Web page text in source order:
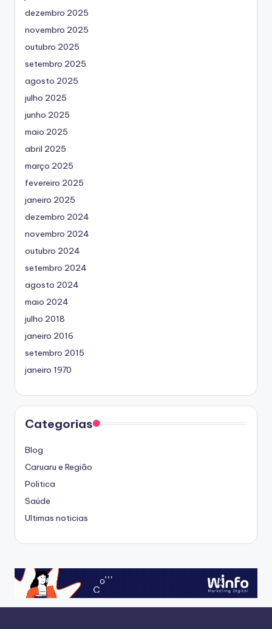
dezembro 2025
novembro 2025
outubro 2025
setembro 2025
agosto 2025
julho 2025
junho 2025
maio 2025
abril 2025
março 2025
fevereiro 2025
janeiro 2025
dezembro 2024
novembro 2024
outubro 2024
setembro 2024
agosto 2024
maio 2024
julho 2018
janeiro 2016
setembro 2015
janeiro 1970
Categorias
Blog
Caruaru e Região
Politica
Saúde
Ultimas noticias